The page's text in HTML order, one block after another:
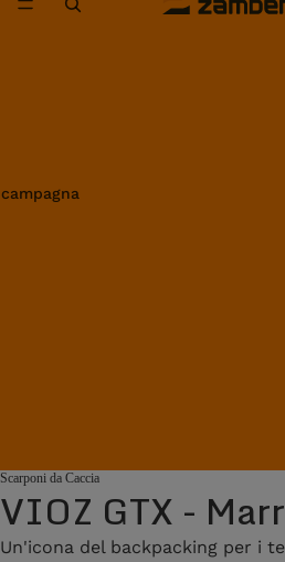
Scarponi da Caccia
VIOZ GTX -
Un'icona del backpacking per i